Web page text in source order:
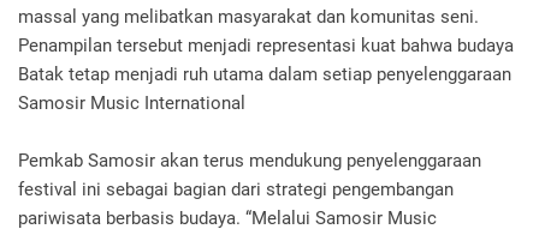
massal yang melibatkan masyarakat dan komunitas seni.
Penampilan tersebut menjadi representasi kuat bahwa budaya
Batak tetap menjadi ruh utama dalam setiap penyelenggaraan
Samosir Music International
Pemkab Samosir akan terus mendukung penyelenggaraan
festival ini sebagai bagian dari strategi pengembangan
pariwisata berbasis budaya. “Melalui Samosir Music